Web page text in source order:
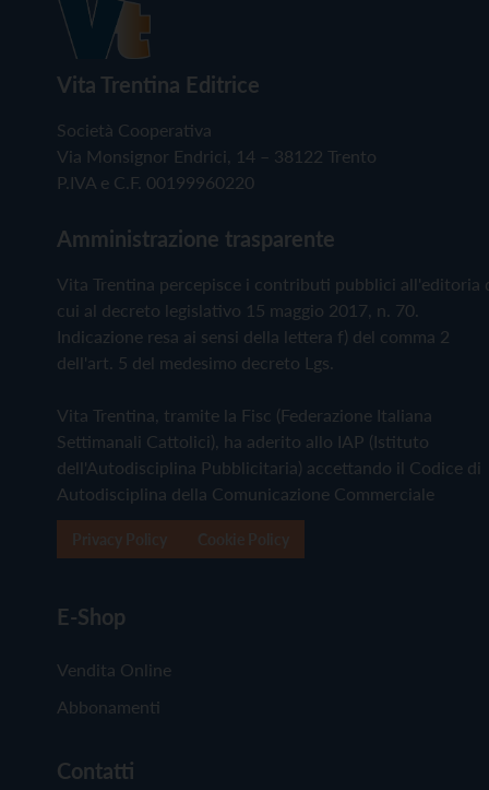
Vita Trentina Editrice
Società Cooperativa
Via Monsignor Endrici, 14 – 38122 Trento
P.IVA e C.F. 00199960220
Amministrazione trasparente
Vita Trentina percepisce i contributi pubblici all'editoria
cui al decreto legislativo 15 maggio 2017, n. 70.
Indicazione resa ai sensi della lettera f) del comma 2
dell'art. 5 del medesimo decreto Lgs.
Vita Trentina, tramite la Fisc (Federazione Italiana
Settimanali Cattolici), ha aderito allo IAP (Istituto
dell'Autodisciplina Pubblicitaria) accettando il Codice di
Autodisciplina della Comunicazione Commerciale
E-Shop
Vendita Online
Abbonamenti
Contatti